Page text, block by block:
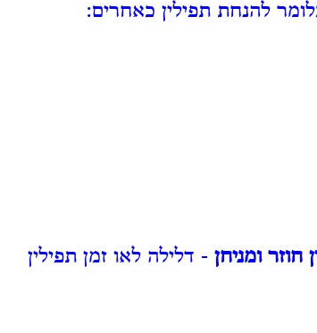
להנחת תפילין כאחרים:
ומניחן - דלילה לאו זמן תפילין